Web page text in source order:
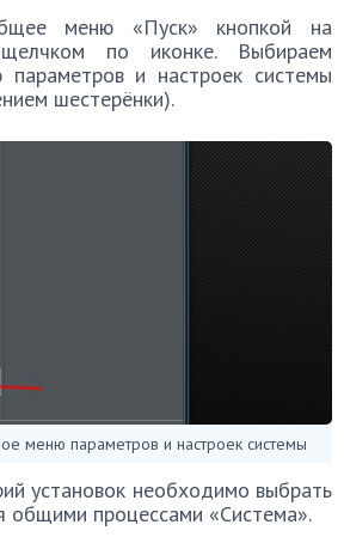
меню «Пуск» кнопкой на
по иконке. Выбираем
параметров и настроек системы
шестерёнки).
меню параметров и настроек системы
установок необходимо выбрать
общими процессами «Система».